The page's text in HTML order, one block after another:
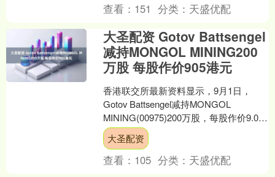
查看： 151 分类： 天盛优配
大圣配资 Gotov Battsengel
减持MONGOL MINING200
万股 每股作价905港元
香港联交所最新资料显示，9月1日，
Gotov Battsengel减持MONGOL
MINING(00975)200万股，每股作价9.05
港元，总金额为1810....
大圣配资
查看： 105 分类： 天盛优配